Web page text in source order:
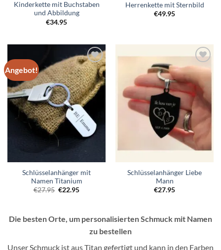
Kinderkette mit Buchstaben
und Abbildung
€34.95
Herrenkette mit Sternbild
€49.95
Angebot!
Zur
Wunschliste
hinzufügen
Schlüsselanhänger mit
Namen Titanium
€27.95 Ursprünglicher
€22.95Aktueller
Zur
Wunschliste
hinzufügen
Schlüsselanhänger Liebe
Mann
€27.95
Die besten Orte, um personalisierten Schmuck mit Namen
zu bestellen
Unser Schmuck ist aus Titan gefertigt und kann in den Farben